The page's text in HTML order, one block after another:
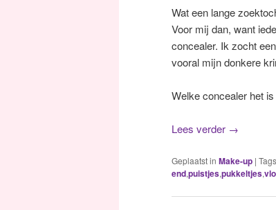
Wat een lange
Voor mij dan, want
concealer. Ik zocht
vooral mijn donkere
Welke concealer het
Lees verder →
Geplaatst in Make-up |
end,puistjes,pukkeltjes,